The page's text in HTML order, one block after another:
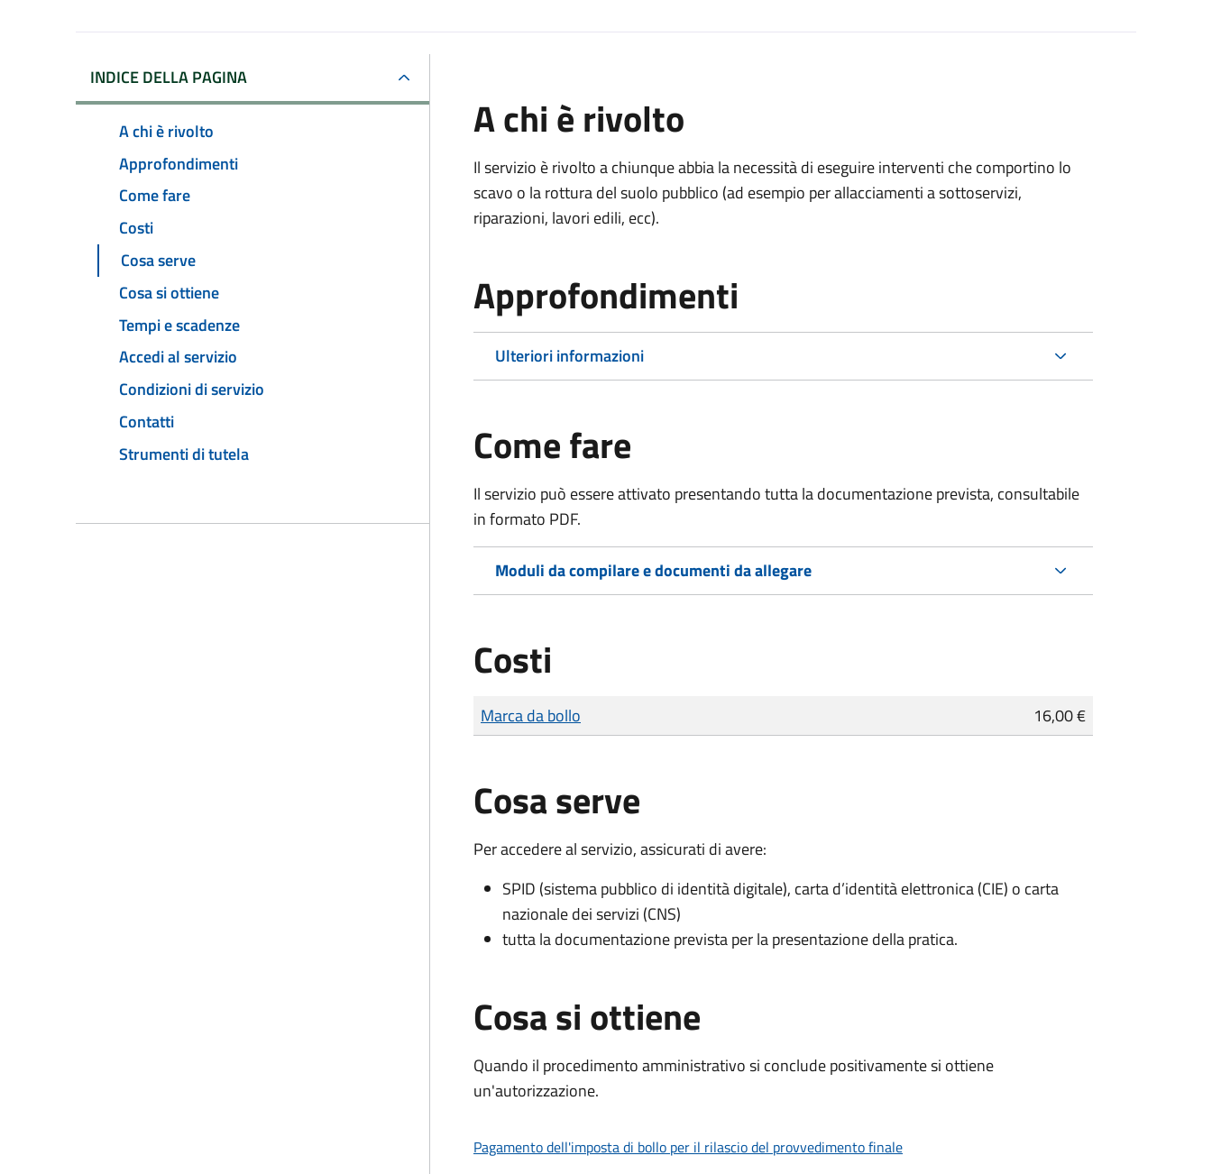
INDICE DELLA PAGINA
A chi è rivolto
Approfondimenti
Come fare
Costi
Cosa serve
Cosa si ottiene
Tempi e scadenze
Accedi al servizio
Condizioni di servizio
Contatti
Strumenti di tutela
A chi è rivolto
Il servizio è rivolto a chiunque abbia la necessità di eseguire interventi che comportino lo
scavo o la rottura del suolo pubblico (ad esempio per allacciamenti a sottoservizi,
riparazioni, lavori edili, ecc).
Approfondimenti
Ulteriori informazioni
Come fare
Il servizio può essere attivato presentando tutta la documentazione prevista, consultabile
in formato PDF.
Moduli da compilare e documenti da allegare
Costi
Tipo di pagamento
Importo
Marca da bollo 16,00 €
Cosa serve
Per accedere al servizio, assicurati di avere:
SPID (sistema pubblico di identità digitale), carta d’identità elettronica (CIE) o carta
nazionale dei servizi (CNS)
tutta la documentazione prevista per la presentazione della pratica.
Cosa si ottiene
Quando il procedimento amministrativo si conclude positivamente si ottiene
un'autorizzazione.
Pagamento dell'imposta di bollo per il rilascio del provvedimento finale